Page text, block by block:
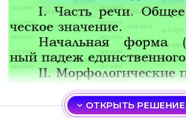
ОТКРЫТЬ РЕШЕНИЕ